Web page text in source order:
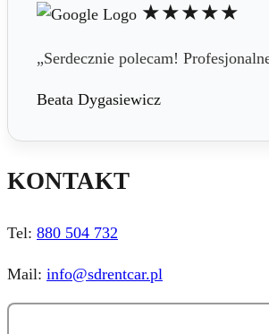
★★★★★
„Serdecznie polecam!
Beata Dygasiewicz
KONTAKT
Tel: 880 504 732
Mail: info@sdrentcar.pl